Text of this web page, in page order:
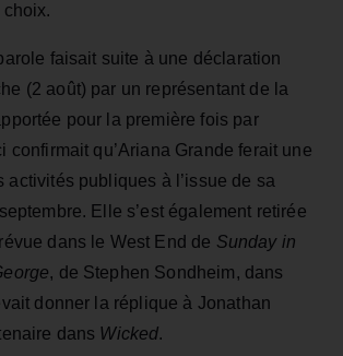
faisait suite à une déclaration
(2 août) par un représentant de la
pour la première fois par
confirmait qu’Ariana Grande ferait une
activités publiques à l’issue de sa
Elle s’est également retirée
dans le West End de Sunday in
, de Stephen Sondheim, dans
donner la réplique à Jonathan
dans Wicked.